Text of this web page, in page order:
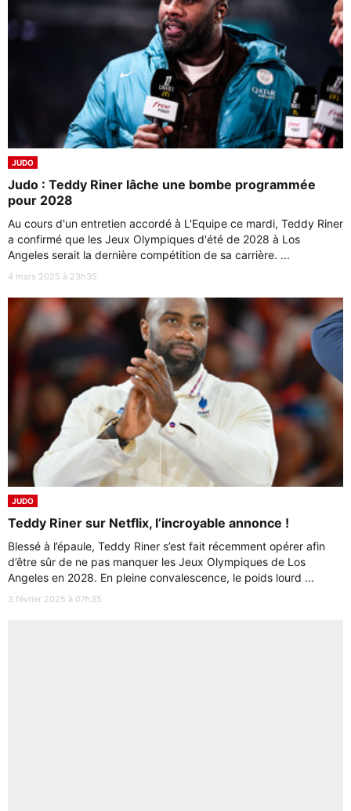
JUDO
Judo : Teddy Riner lâche une bombe programmée
pour 2028
Au cours d'un entretien accordé à L'Equipe ce mardi, Teddy Riner
a confirmé que les Jeux Olympiques d'été de 2028 à Los
Angeles serait la dernière compétition de sa carrière. ...
4 mars 2025 à 23h35
JUDO
Teddy Riner sur Netflix, l’incroyable annonce !
Blessé à l’épaule, Teddy Riner s’est fait récemment opérer afin
d’être sûr de ne pas manquer les Jeux Olympiques de Los
Angeles en 2028. En pleine convalescence, le poids lourd ...
3 février 2025 à 07h35